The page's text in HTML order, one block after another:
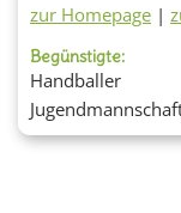
zur Homepage |
Begünstigte: